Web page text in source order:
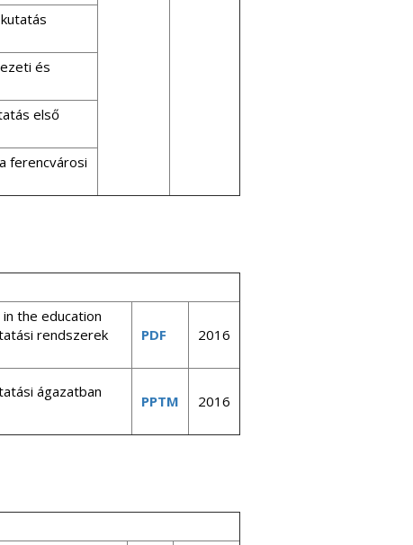
és
első
ferencvárosi
the education
rendszerek
PDF 2016
ágazatban
PPTM 2016